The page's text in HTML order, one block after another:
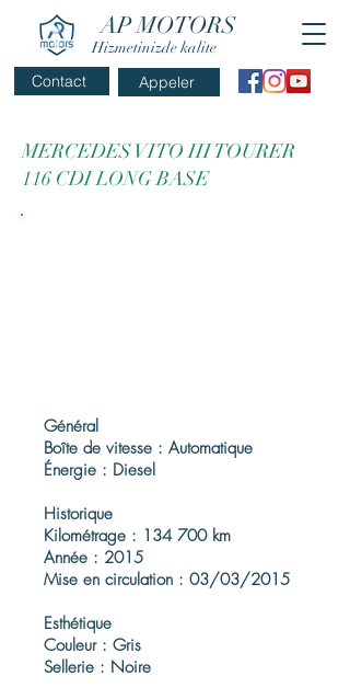
AP MOTORS
Hizmetinizde kalite
Appeler
Contact
MERCEDES VITO III TOURER
116 CDI LONG BASE
Général
Boîte de vitesse : Automatique
Énergie : Diesel
Historique
Kilométrage : 134 700 km
Année : 2015
Mise en circulation : 03/03/2015
Esthétique
Couleur : Gris
Sellerie : Noire